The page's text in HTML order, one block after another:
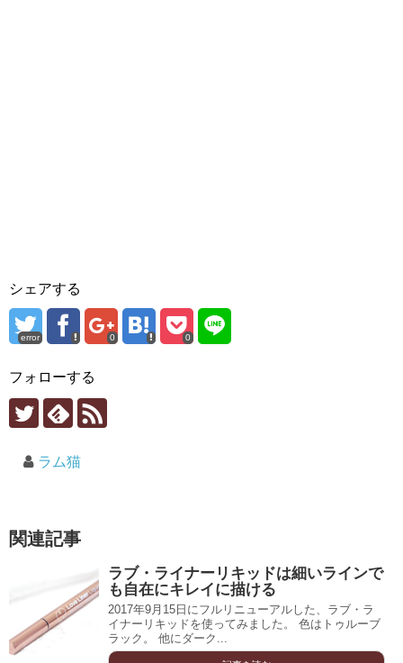
シェアする
error 0 0
フォローする
ラム猫
関連記事
ラブ・ライナーリキッドは細いラインで
も自在にキレイに描ける
2017年9月15日にフルリニューアルした、ラブ・ラ
イナーリキッドを使ってみました。 色はトゥルーブ
ラック。 他にダーク...